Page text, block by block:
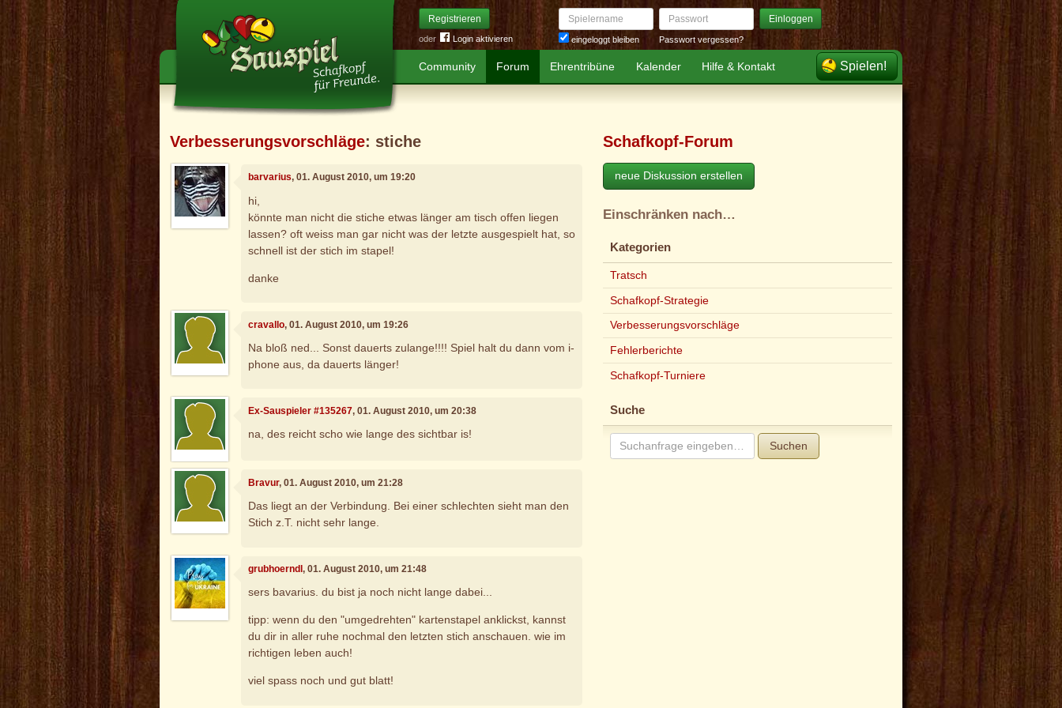
Registrieren
oder Login aktivieren
Spielername
eingeloggt bleiben
Passwort Einloggen
Passwort vergessen?
Community Forum Ehrentribüne Kalender Hilfe & Kontakt Spielen!
Verbesserungsvorschläge: stiche
barvarius, 01. August 2010, um 19:20
hi,
könnte man nicht die stiche etwas länger am tisch offen liegen
lassen? oft weiss man gar nicht was der letzte ausgespielt hat, so
schnell ist der stich im stapel!
danke
cravallo, 01. August 2010, um 19:26
Na bloß ned... Sonst dauerts zulange!!!! Spiel halt du dann vom i-
phone aus, da dauerts länger!
Ex-Sauspieler #135267, 01. August 2010, um 20:38
na, des reicht scho wie lange des sichtbar is!
Bravur, 01. August 2010, um 21:28
Das liegt an der Verbindung. Bei einer schlechten sieht man den
Stich z.T. nicht sehr lange.
grubhoerndl, 01. August 2010, um 21:48
sers bavarius. du bist ja noch nicht lange dabei...
tipp: wenn du den "umgedrehten" kartenstapel anklickst, kannst
du dir in aller ruhe nochmal den letzten stich anschauen. wie im
richtigen leben auch!
viel spass noch und gut blatt!
Schafkopf-Forum
neue Diskussion erstellen
Einschränken nach…
Kategorien
Tratsch
Schafkopf-Strategie
Verbesserungsvorschläge
Fehlerberichte
Schafkopf-Turniere
Suche
Suchen